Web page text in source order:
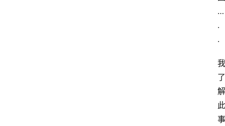
…
.
.
我
了
解
此
事